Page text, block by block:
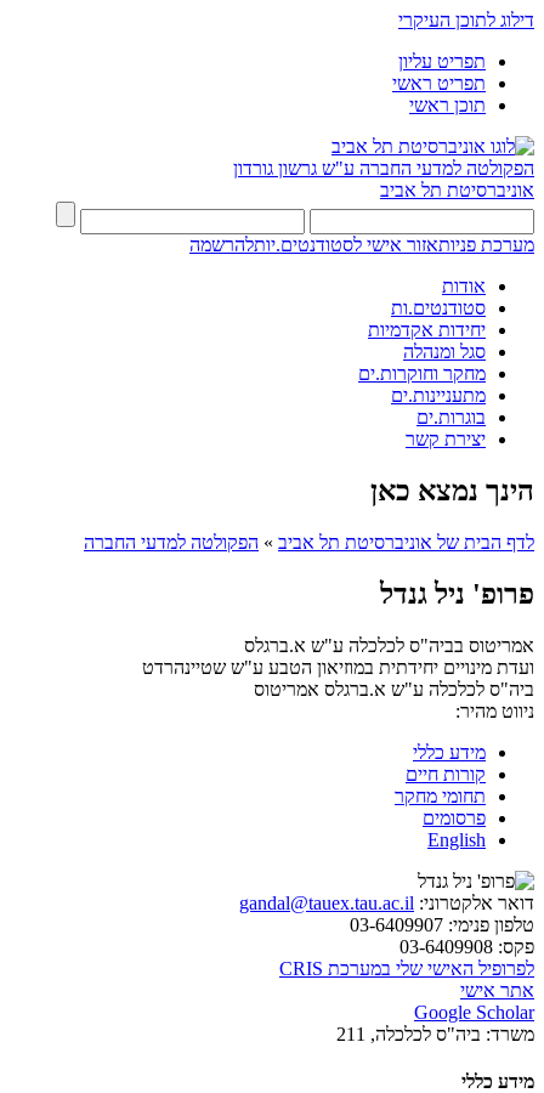
דילוג לתוכן העיקרי
תפריט עליון
תפריט ראשי
תוכן ראשי
הפקולטה למדעי החברה ע"ש גרשון גורדון
אוניברסיטת תל אביב
מערכת פניותאזור אישי לסטודנטים.יותלהרשמה
אודות
סטודנטים.ות
יחידות אקדמיות
סגל ומנהלה
מחקר וחוקרות.ים
מתעניינות.ים
בוגרות.ים
יצירת קשר
הינך נמצא כאן
לדף הבית של אוניברסיטת תל אביב » הפקולטה למדעי החברה
פרופ' ניל גנדל
אמריטוס בביה"ס לכלכלה ע"ש א.ברגלס
ועדת מינויים יחידתית במוזיאון הטבע ע"ש שטיינהרדט
ביה"ס לכלכלה ע"ש א.ברגלס אמריטוס
ניווט מהיר:
מידע כללי
קורות חיים
תחומי מחקר
פרסומים
English
דואר אלקטרוני: gandal@tauex.tau.ac.il
טלפון פנימי:
פקס:
לפרופיל האישי שלי במערכת CRIS
אתר אישי
Google Scholar
משרד: ביה"ס לכלכלה, 211
מידע כללי